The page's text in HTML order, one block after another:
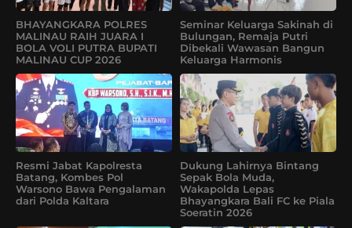
BHAYANGKARA POLRES
MALINAU RAIH JUARA I
BOLA VOLI PUTRA BUPATI
MALINAU CUP 2026
Seminar Keluarga Sakinah di
Bulungan, Remaja Putri
Dibekali Wawasan Bangun
Keluarga Harmonis
Resmi Jabat Kapolresta
Batang, Kombes Pol
Warsono Bawa Pengalaman
dari Polda Kaltara
Dukung Lahirnya Bintang
Sepak Bola Muda,
Wakapolda Lepas
Bhayangkara Bali FC ke Piala
Soeratin 2026